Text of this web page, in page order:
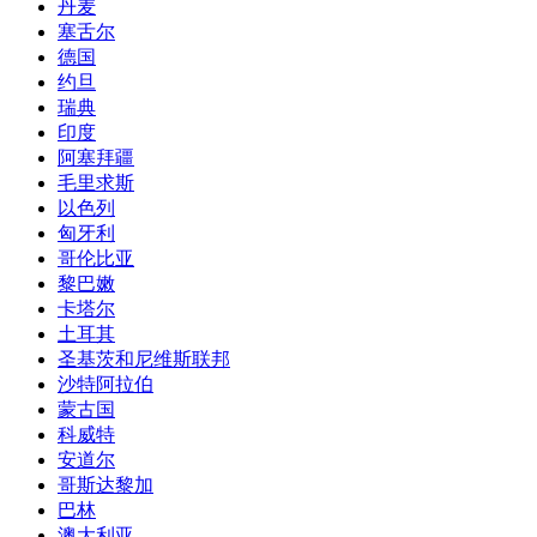
丹麦
塞舌尔
德国
约旦
瑞典
印度
阿塞拜疆
毛里求斯
以色列
匈牙利
哥伦比亚
黎巴嫩
卡塔尔
土耳其
圣基茨和尼维斯联邦
沙特阿拉伯
蒙古国
科威特
安道尔
哥斯达黎加
巴林